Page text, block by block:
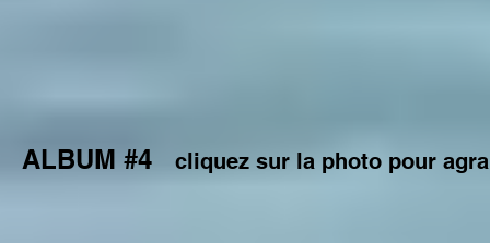
ALBUM #4 cliquez sur la photo pour